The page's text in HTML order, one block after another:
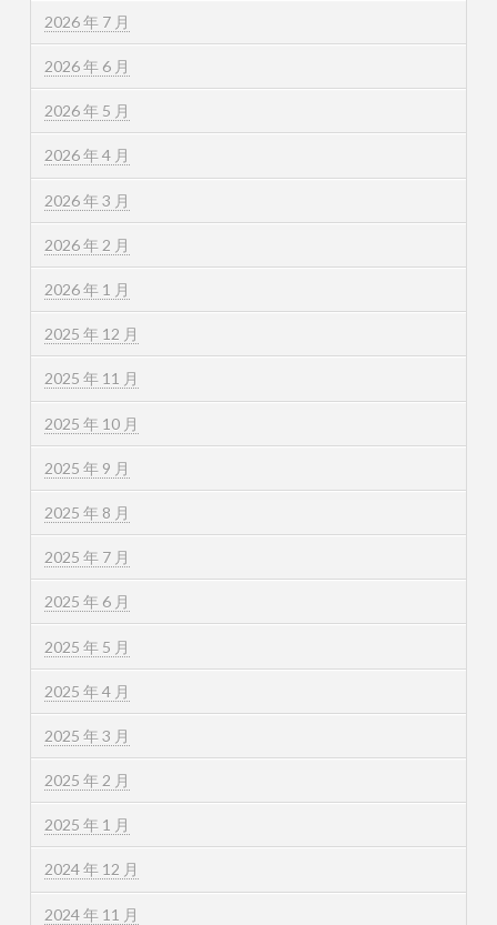
2026 年 7 月
2026 年 6 月
2026 年 5 月
2026 年 4 月
2026 年 3 月
2026 年 2 月
2026 年 1 月
2025 年 12 月
2025 年 11 月
2025 年 10 月
2025 年 9 月
2025 年 8 月
2025 年 7 月
2025 年 6 月
2025 年 5 月
2025 年 4 月
2025 年 3 月
2025 年 2 月
2025 年 1 月
2024 年 12 月
2024 年 11 月